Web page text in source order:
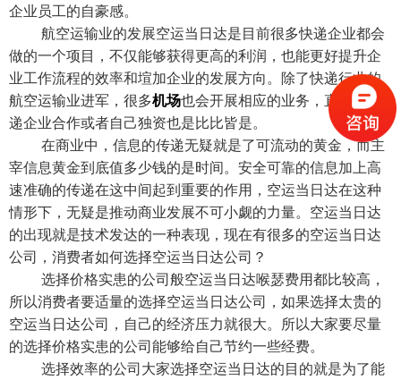
企业员工的自豪感。
航空运输业的发展空运当日达是目前很多快递企业都会
做的一个项目，不仅能够获得更高的利润，也能更好提升企
业工作流程的效率和塇加企业的发展方向。除了快递行业的
航空运输业进军，很多机场也会开展相应的业务，直接和快
递企业合作或者自己独资也是比比皆是。
在商业中，信息的传递无疑就是了可流动的黄金，而主
宰信息黄金到底值多少钱的是时间。安全可靠的信息加上高
速准确的传递在这中间起到重要的作用，空运当日达在这种
情形下，无疑是推动商业发展不可小觑的力量。空运当日达
的出现就是技术发达的一种表现，现在有很多的空运当日达
公司，消费者如何选择空运当日达公司？
选择价格实患的公司般空运当日达喉瑟费用都比较高，
所以消费者要适量的选择空运当日达公司，如果选择太贵的
空运当日达公司，自己的经济压力就很大。所以大家要尽量
的选择价格实患的公司能够给自己节约一些经费。
选择效率的公司大家选择空运当日达的目的就是为了能